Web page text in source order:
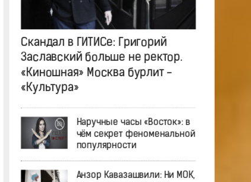
Скандал в ГИТИСе: Григорий
Заславский больше не ректор.
«Киношная» Москва бурлит -
«Культура»
Наручные часы «Восток»: в
чём секрет феноменальной
популярности
Анзор Кавазашвили: Ни МОК,